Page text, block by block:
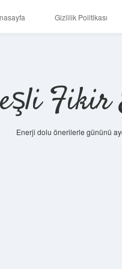
Gizlilik Politikası
Fikir
Enerji dolu önerilerle gününü